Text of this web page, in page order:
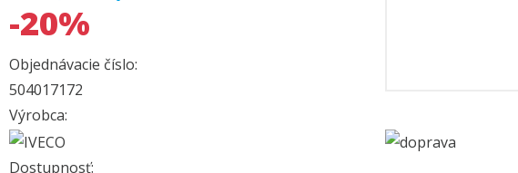
-20%
Objednávacie číslo:
504017172
Výrobca:
Dostupnosť: